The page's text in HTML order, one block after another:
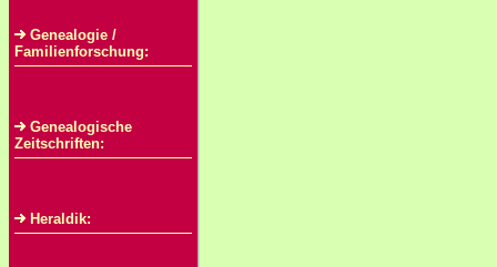
Genealogie /
Familienforschung:
Genealogische
Zeitschriften:
Heraldik: